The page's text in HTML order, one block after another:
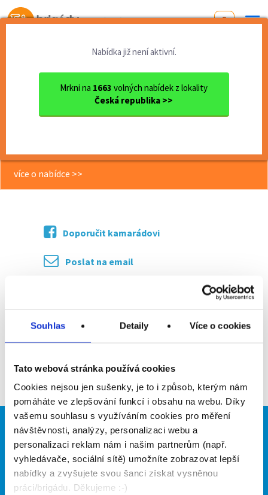
Souhlas Detaily Více o cookies
Tato webová stránka používá cookies
Cookies nejsou jen sušenky, je to i způsob, kterým nám
pomáháte ve zlepšování funkcí i obsahu na webu. Díky
vašemu souhlasu s využíváním cookies pro měření
návštěvnosti, analýzy, personalizaci webu a
personalizaci reklam nám i našim partnerům (např.
vyhledávače, sociální sítě) umožníte zobrazovat lepší
nabídky a zvyšujete svou šanci získat vysněnou
práci/brigádu. Děkujeme :-)
Od první brigády
Nabídka již není aktivní.
Mrkni na 1663 volných nabídek z lokality
Česká republika >>
Jihomoravský kraj
okres Břeclav
Mikulov
Brigáda v Tescu - denní smě...
Brigáda v Tescu - denní směny
více o nabídce >>
Doporučit kamarádovi
Poslat na email
Zpět
Brigádníci
Články
Hledané brigády
Firmy
Vložit inzerát
Ceník